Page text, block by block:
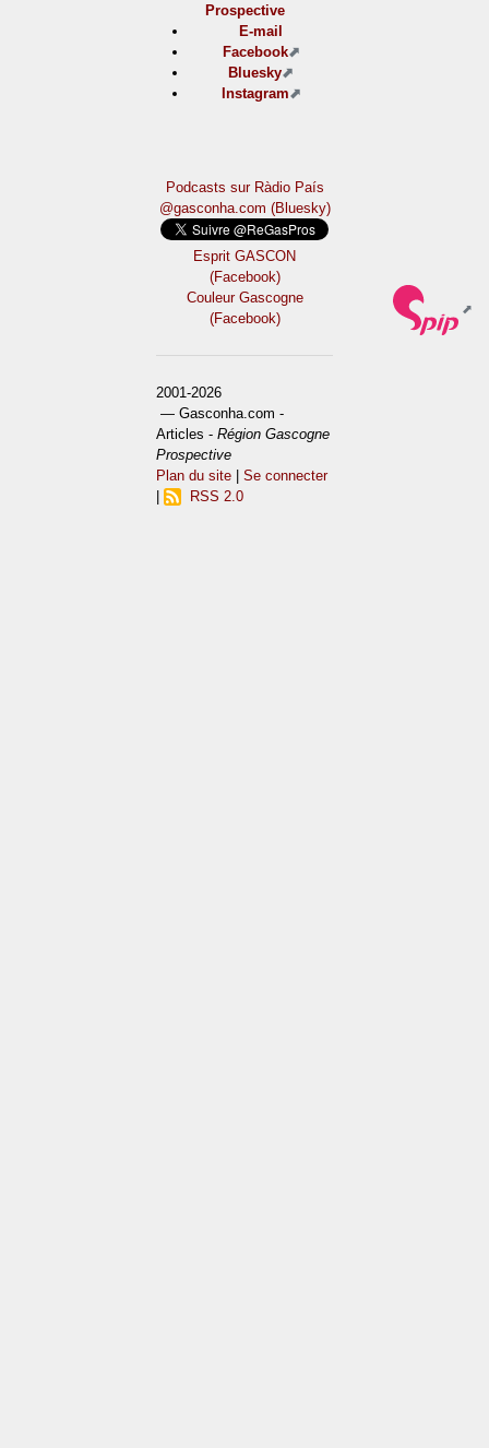
Prospective
E-mail
Facebook
Bluesky
Instagram
Podcasts sur Ràdio País
@gasconha.com (Bluesky)
Esprit GASCON
(Facebook)
Couleur Gascogne
(Facebook)
2001-2026
— Gasconha.com -
Articles -Région Gascogne
Prospective
Plan du site |Se connecter
RSS 2.0